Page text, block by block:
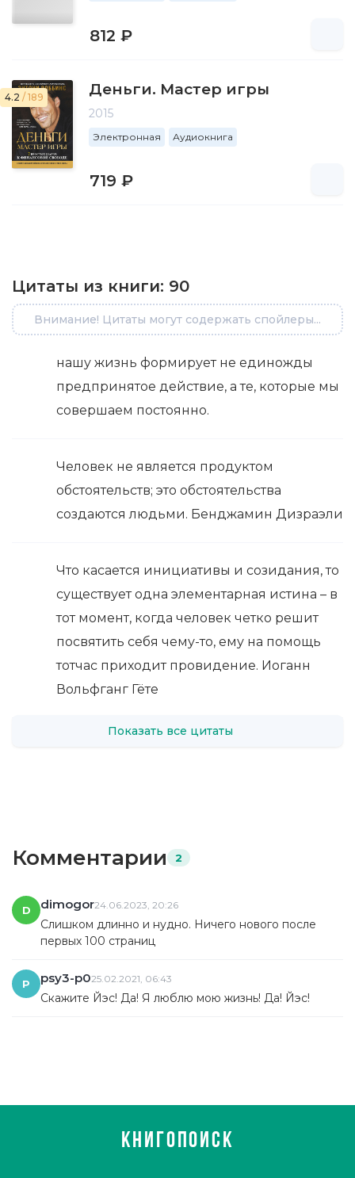
812 ₽
4.2 / 189 Деньги. Мастер игры
2015
Электронная Аудиокнига
719 ₽
Цитаты из книги: 90
Внимание! Цитаты могут содержать спойлеры...
нашу жизнь формирует не единожды
предпринятое действие, а те, которые мы
совершаем постоянно.
Человек не является продуктом
обстоятельств; это обстоятельства
создаются людьми. Бенджамин Дизраэли
Что касается инициативы и созидания, то
существует одна элементарная истина – в
тот момент, когда человек четко решит
посвятить себя чему-то, ему на помощь
тотчас приходит провидение. Иоганн
Вольфганг Гёте
Показать все цитаты
Комментарии 2
D dimogor24.06.2023, 20:26
Слишком длинно и нудно. Ничего нового после
первых 100 страниц
P psy3-p025.02.2021, 06:43
Скажите Йэс! Да! Я люблю мою жизнь! Да! Йэс!
КНИГОПОИСК